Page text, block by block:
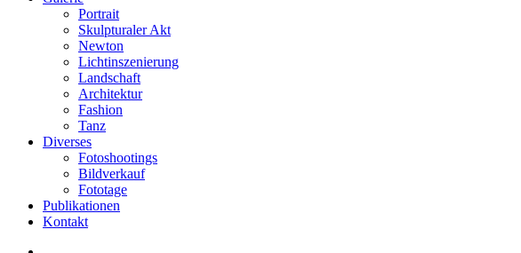
Portrait
Skulpturaler Akt
Newton
Lichtinszenierung
Landschaft
Architektur
Fashion
Tanz
Diverses
Fotoshootings
Bildverkauf
Fototage
Publikationen
Kontakt